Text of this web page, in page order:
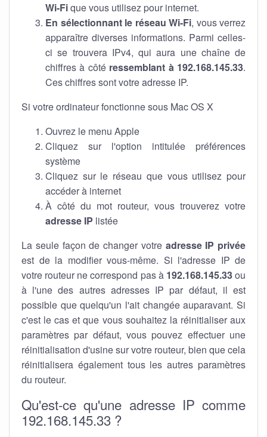
Wi-Fique vous utilisez pour internet.
En sélectionnant le réseau Wi-Fi, vous verrez
apparaître diverses informations. Parmi celles-
ci se trouvera IPv4, qui aura une chaîne de
chiffres à côté ressemblant à 192.168.145.33.
Ces chiffres sont votre adresse IP.
Si votre ordinateur fonctionne sous Mac OS X
Ouvrez le menu Apple
Cliquez sur l'option intitulée préférences
système
Cliquez sur le réseau que vous utilisez pour
accéder à internet
À côté du mot routeur, vous trouverez votre
adresse IP listée
La seule façon de changer votre adresse IP privée
est de la modifier vous-même. Si l'adresse IP de
votre routeur ne correspond pas à 192.168.145.33ou
à l'une des autres adresses IP par défaut, il est
possible que quelqu'un l'ait changée auparavant. Si
c'est le cas et que vous souhaitez la réinitialiser aux
paramètres par défaut, vous pouvez effectuer une
réinitialisation d'usine sur votre routeur, bien que cela
réinitialisera également tous les autres paramètres
du routeur.
Qu'est-ce qu'une adresse IP comme
192.168.145.33 ?